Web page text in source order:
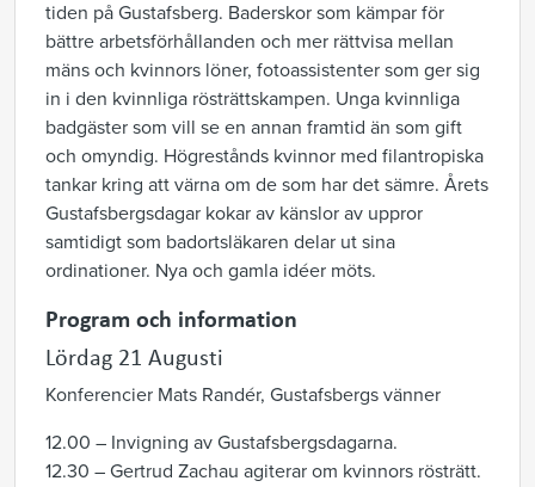
tiden på Gustafsberg. Baderskor som kämpar för
bättre arbetsförhållanden och mer rättvisa mellan
mäns och kvinnors löner, fotoassistenter som ger sig
in i den kvinnliga rösträttskampen. Unga kvinnliga
badgäster som vill se en annan framtid än som gift
och omyndig. Högrestånds kvinnor med filantropiska
tankar kring att värna om de som har det sämre. Årets
Gustafsbergsdagar kokar av känslor av uppror
samtidigt som badortsläkaren delar ut sina
ordinationer. Nya och gamla idéer möts.
Program och information
Lördag 21 Augusti
Konferencier Mats Randér, Gustafsbergs vänner
12.00 – Invigning av Gustafsbergsdagarna.
12.30 – Gertrud Zachau agiterar om kvinnors rösträtt.